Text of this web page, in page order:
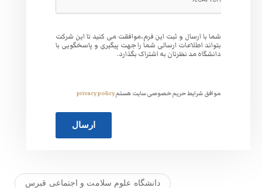
می کنید تا این شرکت
جهت پیگیری و پاسخگویی با
privacy policy
علوم سلامت و اجتماعی قبرس